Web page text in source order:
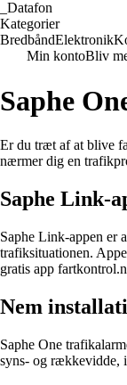
Datafon
Kategorier
BredbåndElektronik
Min kontoBliv
Saphe
Er du træt af at blive
nærmer dig en
Saphe Link-
Saphe Link-appen er
trafiksituationen.
gratis app
Nem
Saphe One
syns- og rækkevidde,